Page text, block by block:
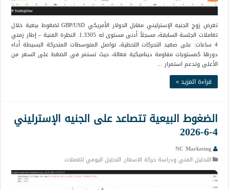
تعرض زوج الجنيه الإسترليني مقابل الدولار الأمريكي GBP/USD لضغوط بيعية خلال
تعاملات الجلسة السابقة، مسجلاً أدنى مستوى له 1.3305. النظرة الفنية – إطار زمني
4 ساعات: على صعيد التحركات اللحظية، تواصل المتوسطات المتحركة البسيطة أداء
دورها كمستويات مقاومة ديناميكية فعالة، حيث تستمر في الضغط على السعر من
الأعلى وتدعم استمرار …
قراءة المزيد »
الضغوط البيعية تتصاعد على الجنيه الإسترليني
4-6-2026
NC Marketing
التحليل الفني ودراسة حركة الاسعار, التحليل اليومي للعملات